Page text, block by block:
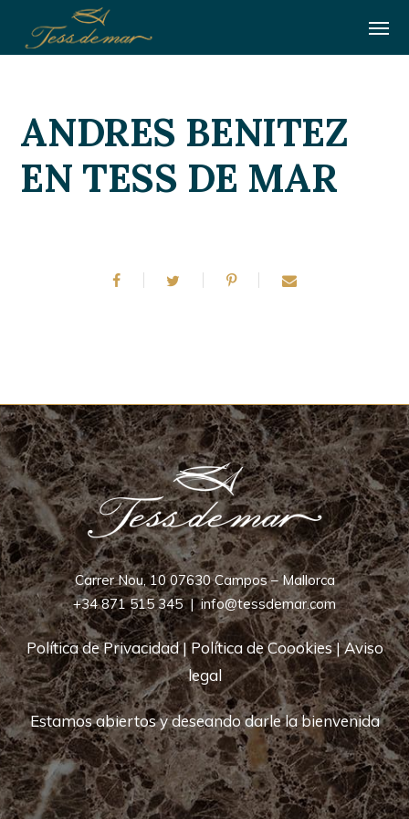
ANDRES BENITEZ
EN TESS DE MAR
Carrer Nou, 10 07630 Campos – Mallorca
+34 871 515 345|info@tessdemar.com
Política de Privacidad| Política de Coookies|Aviso
legal
Estamos abiertos y deseando darle la bienvenida